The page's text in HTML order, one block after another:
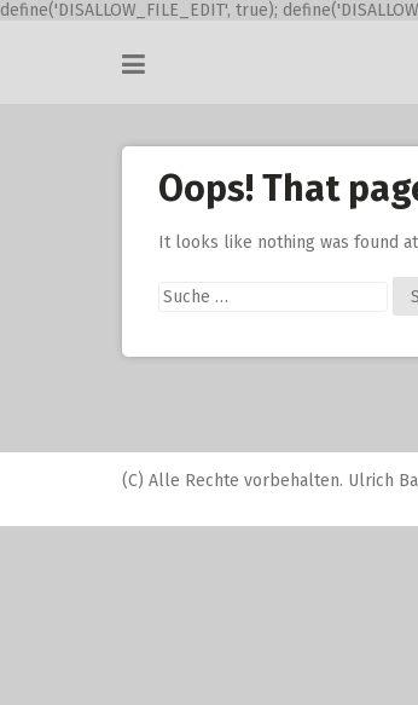
define('DISALLOW_FILE_EDIT', true);
Oops! That
It looks like nothing was found
Suche
nach:
(C) Alle Rechte vorbehalten. Ulrich